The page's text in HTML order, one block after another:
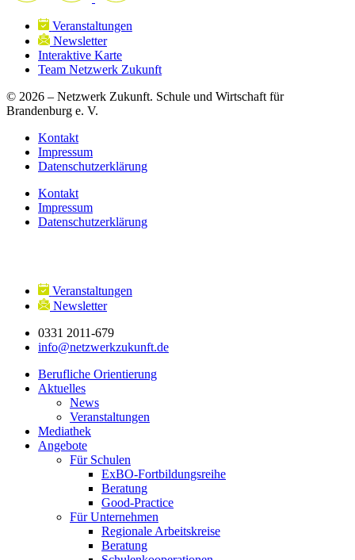
Veranstaltungen
Newsletter
Interaktive Karte
Team Netzwerk Zukunft
© 2026 – Netzwerk Zukunft. Schule und Wirtschaft für
Brandenburg e. V.
Kontakt
Impressum
Datenschutzerklärung
Kontakt
Impressum
Datenschutzerklärung
Veranstaltungen
Newsletter
0331 2011-679
info@netzwerkzukunft.de
Berufliche Orientierung
Aktuelles
News
Veranstaltungen
Mediathek
Angebote
Für Schulen
ExBO-Fortbildungsreihe
Beratung
Good-Practice
Für Unternehmen
Regionale Arbeitskreise
Beratung